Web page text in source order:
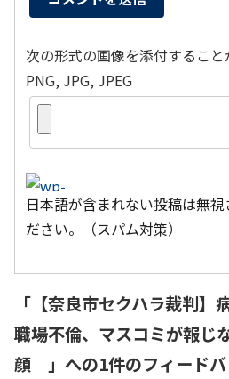
次の形式の画像を添付すること
PNG, JPG, JPEG
日本語が含まれない投稿は無
ださい。（スパム対策）
「 【奈良市セクハラ裁判】
職場不倫、マスコミが報じ
顔
」への1件のフィード